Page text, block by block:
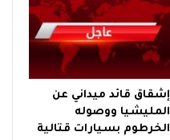
إشقاق قائد ميداني عن
المليشيا ووصوله
الخرطوم بسيارات قتالية